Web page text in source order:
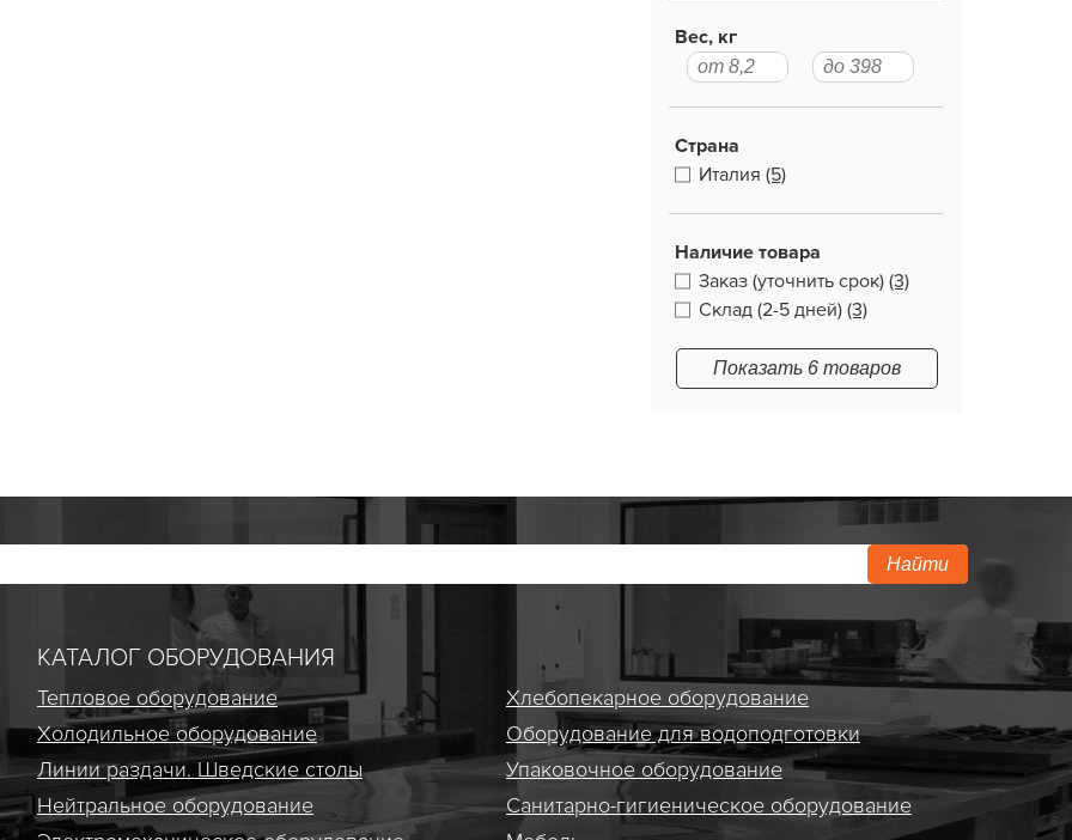
Вес, кг
Страна
Италия (5)
Наличие товара
Заказ (уточнить срок) (3)
Склад (2-5 дней) (3)
Показать 6 товаров
Найти
КАТАЛОГ ОБОРУДОВАНИЯ
Тепловое оборудование
Холодильное оборудование
Линии раздачи. Шведские столы
Нейтральное оборудование
Хлебопекарное оборудование
Оборудование для водоподготовки
Упаковочное оборудование
Санитарно-гигиеническое оборудование